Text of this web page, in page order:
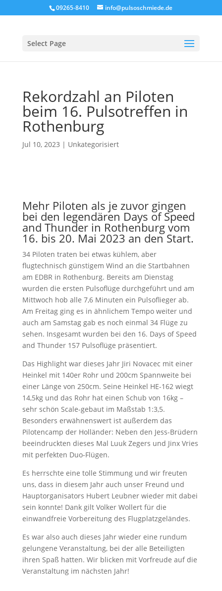
09265-8410 info@pulsoschmiede.de
Select Page
Rekordzahl an Piloten
beim 16. Pulsotreffen in
Rothenburg
Jul 10, 2023 | Unkategorisiert
Mehr Piloten als je zuvor gingen
bei den legendären Days of Speed
and Thunder in Rothenburg vom
16. bis 20. Mai 2023 an den Start.
34 Piloten traten bei etwas kühlem, aber
flugtechnisch günstigem Wind an die Startbahnen
am EDBR in Rothenburg. Bereits am Dienstag
wurden die ersten Pulsoflüge durchgeführt und am
Mittwoch hob alle 7,6 Minuten ein Pulsoflieger ab.
Am Freitag ging es in ähnlichem Tempo weiter und
auch am Samstag gab es noch einmal 34 Flüge zu
sehen. Insgesamt wurden bei den 16. Days of Speed
and Thunder 157 Pulsoflüge präsentiert.
Das Highlight war dieses Jahr Jiri Novacec mit einer
Heinkel mit 140er Rohr und 200cm Spannweite bei
einer Länge von 250cm. Seine Heinkel HE-162 wiegt
14,5kg und das Rohr hat einen Schub von 16kg –
sehr schön Scale-gebaut im Maßstab 1:3,5.
Besonders erwähnenswert ist außerdem das
Pilotencamp der Holländer: Neben den Jess-Brüdern
beeindruckten dieses Mal Luuk Zegers und Jinx Vries
mit perfekten Duo-Flügen.
Es herrschte eine tolle Stimmung und wir freuten
uns, dass in diesem Jahr auch unser Freund und
Hauptorganisators Hubert Leubner wieder mit dabei
sein konnte! Dank gilt Volker Wollert für die
einwandfreie Vorbereitung des Flugplatzgeländes.
Es war also auch dieses Jahr wieder eine rundum
gelungene Veranstaltung, bei der alle Beteiligten
ihren Spaß hatten. Wir blicken mit Vorfreude auf die
Veranstaltung im nächsten Jahr!